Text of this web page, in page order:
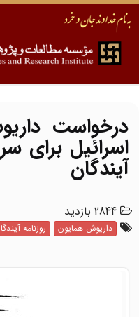
درخواست
اسرائیل برای
آیندگان
2844 بازدید
داریوش همایون روزنامه آیندگان